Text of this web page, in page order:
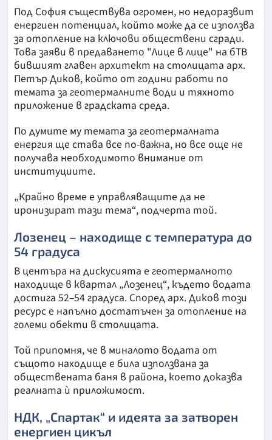
Под София съществува огромен, но недоразвит
енергиен потенциал, който може да се използва
за отопление на ключови обществени сгради.
Това заяви в предаването "Лице в лице" на бТВ
бившият главен архитект на столицата арх.
Петър Диков, който от години работи по
темата за геотермалните води и тяхното
приложение в градската среда.
По думите му темата за геотермалната
енергия ще става все по-важна, но все още не
получава необходимото внимание от
институциите.
„Крайно време е управляващите да не
иронизират тази тема“, подчерта той.
Лозенец – находище с температура до
54 градуса
В центъра на дискусията е геотермалното
находище в квартал „Лозенец“, където водата
достига 52–54 градуса. Според арх. Диков този
ресурс е напълно достатъчен за отопление на
големи обекти в столицата.
Той припомня, че в миналото водата от
същото находище е била използвана за
обществената баня в района, което доказва
реалната ѝ приложимост.
НДК, „Спартак“ и идеята за затворен
енергиен цикъл